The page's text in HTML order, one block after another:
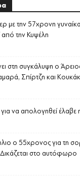
με την 57χρονη
από την Κυψέλη
στη συγκάλυψη ο
Σπίρτζη και
να απολογηθεί έλαβε
ο 55χρονος για τη
στο αυτόφωρο